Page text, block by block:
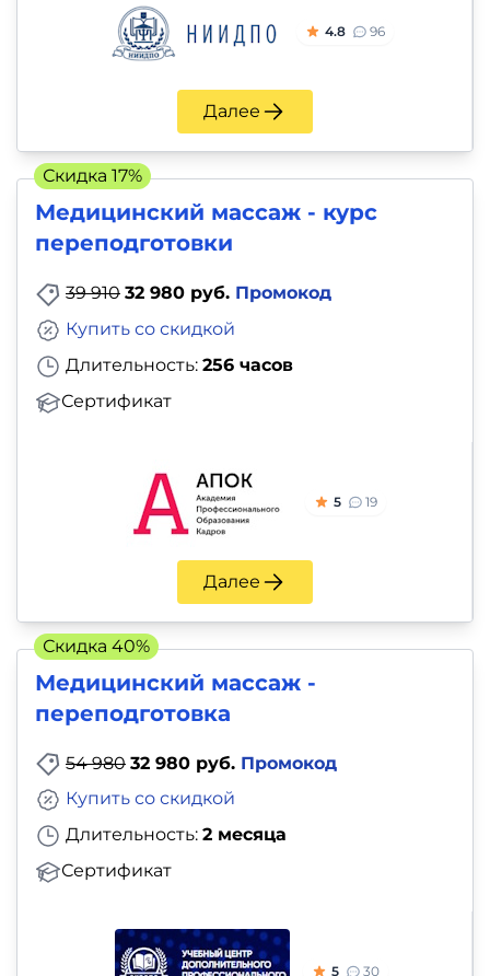
4.8 96
Далее
Медицинский массаж - курс
переподготовки
39 910 32 980 руб. Промокод
Длительность: 256 часов
Сертификат
Купить со скидкой
5 19
Далее
Скидка 17%
Медицинский массаж -
переподготовка
54 980 32 980 руб. Промокод
Длительность: 2 месяца
Сертификат
Купить со скидкой
5 30
Скидка 40%